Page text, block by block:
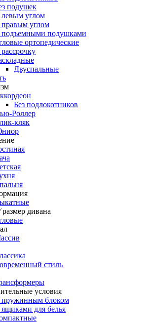
подушек
левым углом
правым углом
подушками
ортопедические
Двуспальные
Без подлокотников
Роллер
кляк
дивана
стиль
условия
блоком
для белья